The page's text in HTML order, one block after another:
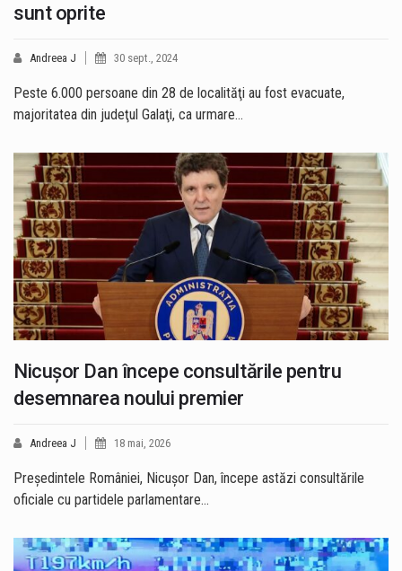
sunt oprite
Andreea J 30 sept., 2024
Peste 6.000 persoane din 28 de localităţi au fost evacuate,
majoritatea din judeţul Galaţi, ca urmare…
Nicușor Dan începe consultările pentru
desemnarea noului premier
Andreea J 18 mai, 2026
Președintele României, Nicușor Dan, începe astăzi consultările
oficiale cu partidele parlamentare…